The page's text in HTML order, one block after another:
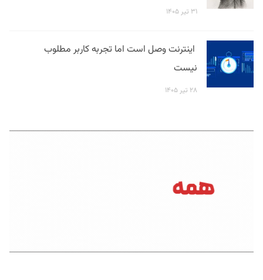
۳۱ تیر ۱۴۰۵
اینترنت وصل است اما تجربه کاربر مطلوب
نیست
۲۸ تیر ۱۴۰۵